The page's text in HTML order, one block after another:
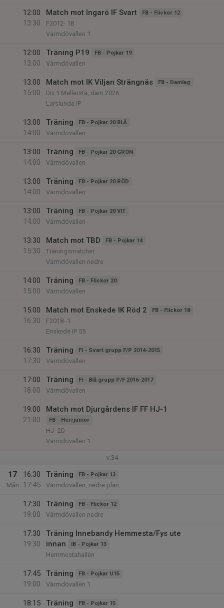
12:00
13:30
Match mot Ingarö IF Svart FB - Flickor 12
F2012- 1B
Värmdövallen 1
12:00
13:00
Träning P19 FB - Pojkar 19
Värmdövallen
13:00
15:00
Match mot IK Viljan Strängnäs FB - Damlag
Div 1 Mellersta, dam 2026
Larslunda IP
13:00
14:00
Träning FB - Pojkar 20 BLÅ
Värmdövallen
13:00
14:00
Träning FB - Pojkar 20 GRÖN
Värmdövallen
13:00
14:00
Träning FB - Pojkar 20 RÖD
Värmdövallen
13:00
14:00
Träning FB - Pojkar 20 VIT
Värmdövallen
13:30
15:30
Match mot TBD FB - Pojkar 14
Träningsmatcher
Värmdövallen nedre
14:00
15:00
Träning FB - Flickor 20
Värmdövallen
15:00
16:30
Match mot Enskede IK Röd 2 FB - Flickor 18
F2018- 1
Enskede IP 55
16:30
17:30
Träning FI - Svart grupp F/P 2014-2015
Värmdövallen
17:00
18:00
Träning FI - Blå grupp P/F 2016-2017
Värmdövallen
19:00
21:00
Match mot Djurgårdens IF FF HJ-1
FB - Herrjunior
HJ- 2D
Värmdövallen 1
v.34
17
Mån
16:30
17:45
Träning FB - Pojkar 13
Värmdövallen, nedre plan
17:30
19:00
Träning FB - Flickor 12
Värmdövallen nedre
17:30
19:30
Träning Innebandy Hemmesta/Fys ute
innan
IB - Pojkar 13
Hemmestahallen
17:45
19:00
Träning FB - Pojkar U15
Värmdövallen 1
18:15
Träning FB - Pojkar 15